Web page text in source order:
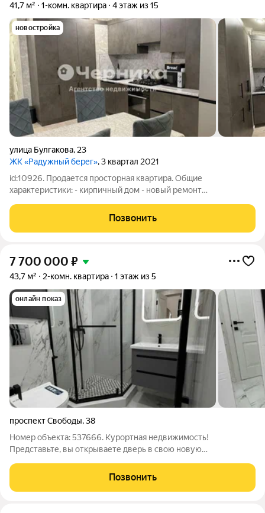
41,7 м² 1-комн. квартира 4 этаж из 15
новостройка
улица Булгакова, 23
ЖК «Радужный берег», 3 квартал 2021
id:10926. Продается просторная квартира. Общие
характеристики: - кирпичный дом - новый ремонт
встроенная мебель . Агентство недвижимости «Черника»
гарантирует безопасность и юридическую чистоту
Позвонить
7 700 000 ₽
43,7 м² 2-комн. квартира 1 этаж из 5
онлайн показ
проспект Свободы,38
Номер объекта: 537666. Курортная недвижимость!
Представьте, вы открываете дверь в свою новую
попадаете в пространство, где все создано для вашего
комфорта и восхищает с первого взгляда. -
Позвонить